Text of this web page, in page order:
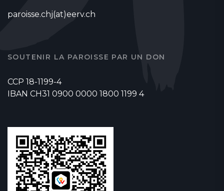
paroisse.chj(at)eerv.ch
SOUTENIR LA PAROISSE PAR UN DON
CCP 18-1199-4
IBAN CH31 0900 0000 1800 1199 4